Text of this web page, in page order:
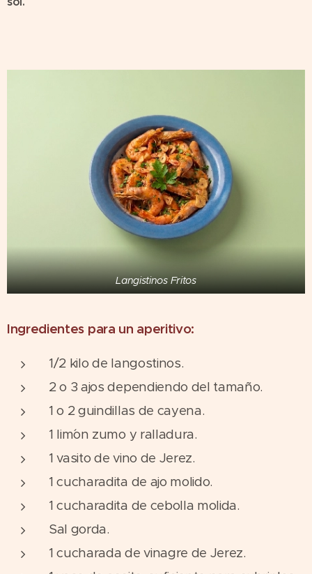
Langistinos Fritos
Ingredientes para un aperitivo:
1/2 kilo de langostinos.
2 o 3 ajos dependiendo del tamaño.
1 o 2 guindillas de cayena.
1 lim´on zumo y ralladura.
1 vasito de vino de Jerez.
1 cucharadita de ajo molido.
1 cucharadita de cebolla molida.
Sal gorda.
1 cucharada de vinagre de Jerez.